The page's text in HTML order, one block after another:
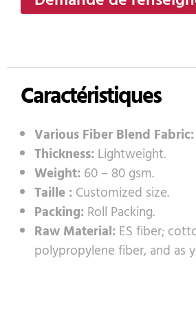
Caractéristiques
Various Fiber Blend Fabric:
Thickness: Lightweight.
Weight: 60 – 80 gsm.
Taille : Customized size.
Packing: Roll Packing.
Raw Material: ES fiber;
polypropylene fiber, and as